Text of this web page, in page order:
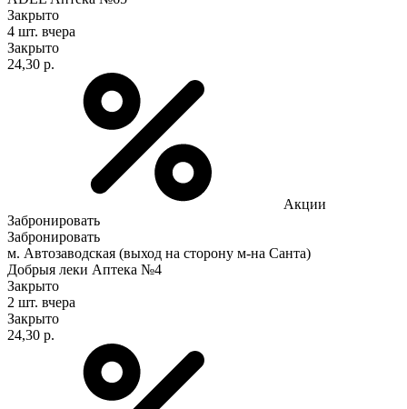
Закрыто
4 шт. вчера
Закрыто
24,30 р.
Акции
Забронировать
Забронировать
м. Автозаводская (выход на сторону м-на Санта)
Добрыя леки Аптека №4
Закрыто
2 шт. вчера
Закрыто
24,30 р.